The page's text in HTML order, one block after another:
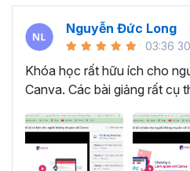
Nguyễn Đức Long
03:36
Khóa học rất hữu ích cho
Canva. Các bài giảng rất cụ